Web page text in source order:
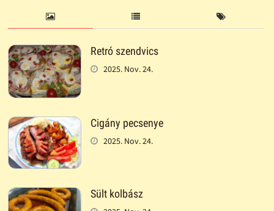
Retró szendvics
2025. Nov. 24.
Cigány pecsenye
2025. Nov. 24.
Sült kolbász